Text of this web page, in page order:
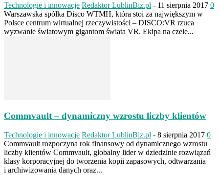
Technologie i innowacje Redaktor LublinBiz.pl - 11 sierpnia 2017 0
Warszawska spółka Disco WTMH, która stoi za największym w
Polsce centrum wirtualnej rzeczywistości – DISCO:VR rzuca
wyzwanie światowym gigantom świata VR. Ekipa na czele...
Commvault – dynamiczny wzrostu liczby klientów
Technologie i innowacje Redaktor LublinBiz.pl - 8 sierpnia 2017 0
Commvault rozpoczyna rok finansowy od dynamicznego wzrostu
liczby klientów Commvault, globalny lider w dziedzinie rozwiązań
klasy korporacyjnej do tworzenia kopii zapasowych, odtwarzania
i archiwizowania danych oraz...